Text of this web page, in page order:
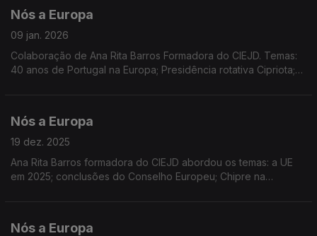
Nós a Europa
09 jan. 2026
Colaboração de Ana Rita Barros Formadora do CIEJD. Temas:
40 anos de Portugal na Europa; Presidência rotativa Cipriota;
Nós a Europa
19 dez. 2025
Ana Rita Barros formadora do CIEJD abordou os temas: a UE
em 2025; conclusões do Conselho Europeu; Chipre na
Nós a Europa